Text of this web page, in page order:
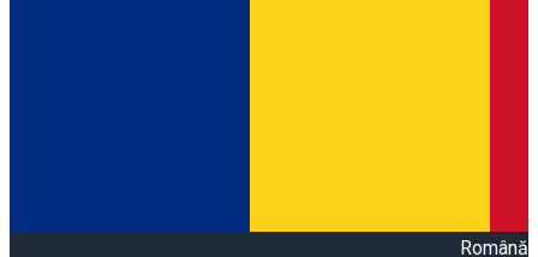
Română